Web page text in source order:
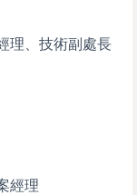
理、技術副處長
經理